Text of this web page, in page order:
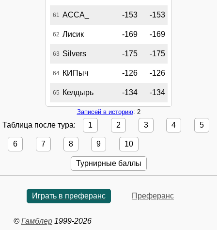
61 АССА_ -153 -153
62 Лисик -169 -169
63 Silvers -175 -175
64 КИПыч -126 -126
65 Келдырь -134 -134
Записей в историю: 2
Таблица после тура: 1 2 3 4 5
6 7 8 9 10
Турнирные баллы
Играть в преферанс Преферанс
© Гамблер1999-2026